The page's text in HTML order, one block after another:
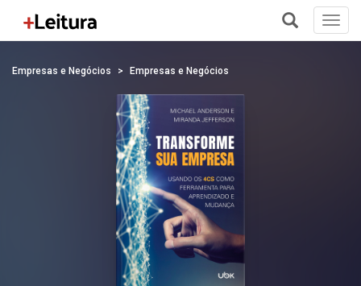
Empresas e Negócios Empresas e Negócios